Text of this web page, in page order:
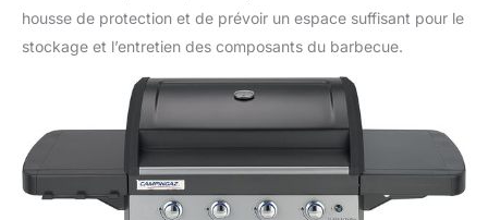
housse de protection et de prévoir un espace suffisant pour le
stockage et l’entretien des composants du barbecue.